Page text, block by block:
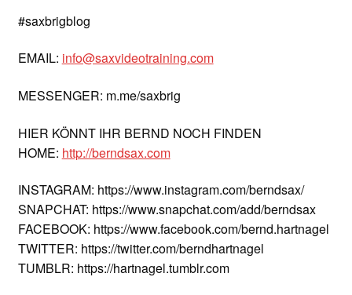
#saxbrigblog
EMAIL: info@saxvideotraining.com
MESSENGER: m.me/saxbrig
HIER KÖNNT IHR BERND NOCH FINDEN
HOME: http://berndsax.com
INSTAGRAM: https://www.instagram.com/berndsax/
SNAPCHAT: https://www.snapchat.com/add/berndsax
FACEBOOK: https://www.facebook.com/bernd.hartnagel
TWITTER: https://twitter.com/berndhartnagel
TUMBLR: https://hartnagel.tumblr.com